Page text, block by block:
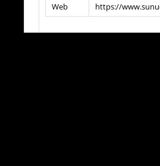
Web https://